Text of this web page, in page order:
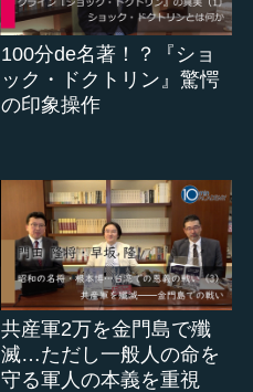
100分de名著！？『ショ
ック・ドクトリン』驚愕
の印象操作
共産軍2万を金門島で殲
滅…ただし一般人の命を
守る軍人の本義を重視